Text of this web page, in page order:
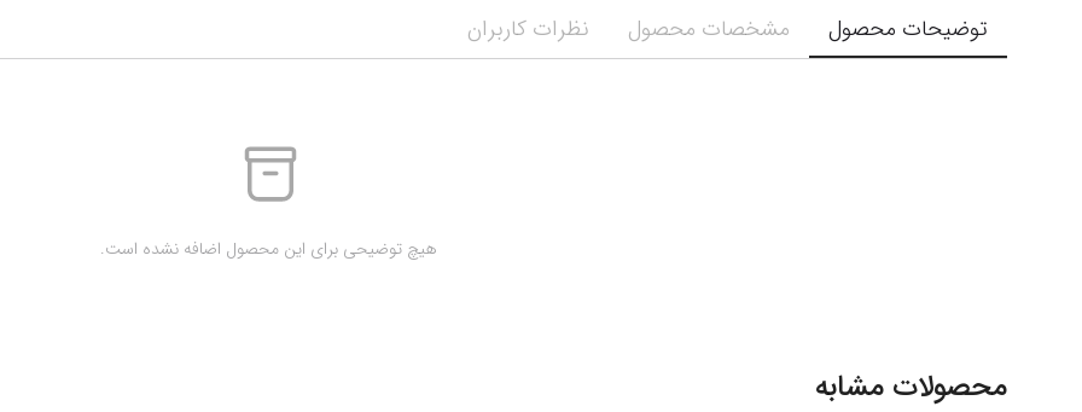
توضیحات محصول مشخصات محصول نظرات کاربران
محصولات مشابه